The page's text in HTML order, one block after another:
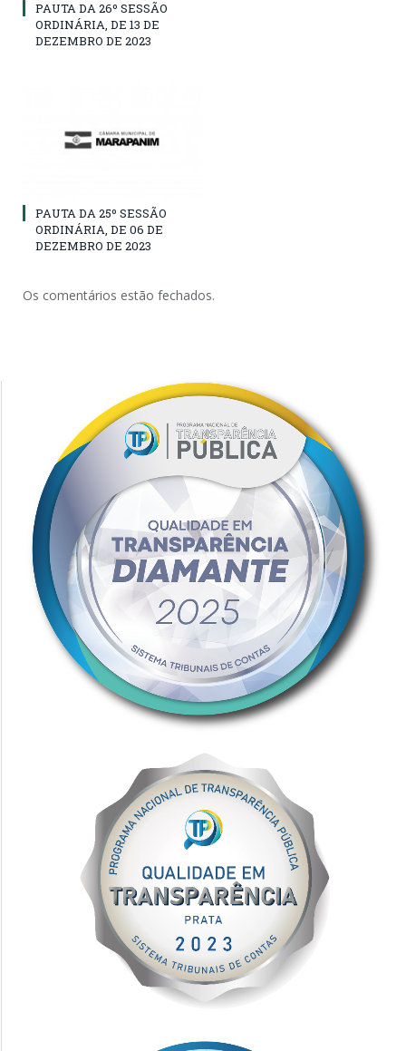
PAUTA DA 26º SESSÃO
ORDINÁRIA, DE 13 DE
DEZEMBRO DE 2023
PAUTA DA 25º SESSÃO
ORDINÁRIA, DE 06 DE
DEZEMBRO DE 2023
Os comentários estão fechados.